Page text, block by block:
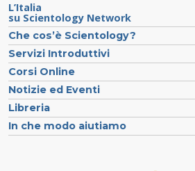
L’Italia
su Scientology Network
Che cos’è Scientology?
Servizi Introduttivi
Corsi Online
Notizie ed Eventi
Libreria
In che modo aiutiamo